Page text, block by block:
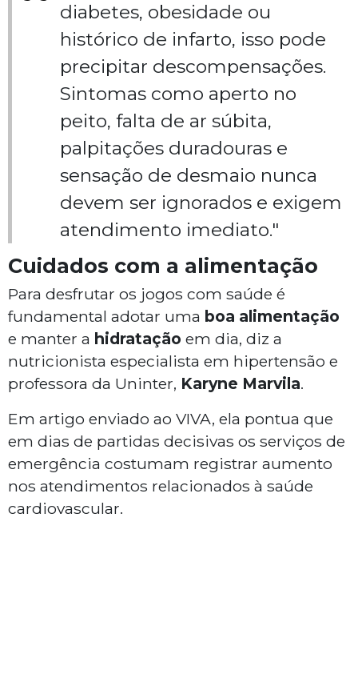
diabetes, obesidade ou
histórico de infarto, isso pode
precipitar descompensações.
Sintomas como aperto no
peito, falta de ar súbita,
palpitações duradouras e
sensação de desmaio nunca
devem ser ignorados e exigem
atendimento imediato."
Cuidados com a alimentação
Para desfrutar os jogos com saúde é
fundamental adotar uma boa alimentação
e manter a hidratação em dia, diz a
nutricionista especialista em hipertensão e
professora da Uninter, Karyne Marvila.
Em artigo enviado ao VIVA, ela pontua que
em dias de partidas decisivas os serviços de
emergência costumam registrar aumento
nos atendimentos relacionados à saúde
cardiovascular.